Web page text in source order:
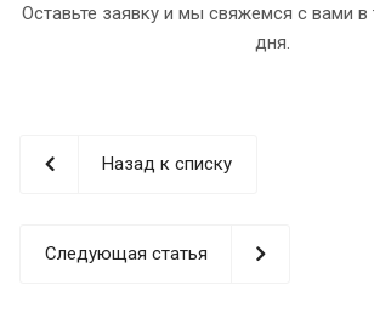
Оставьте заявку и мы свяжемся с вами в
дня.
Назад к списку
Следующая статья